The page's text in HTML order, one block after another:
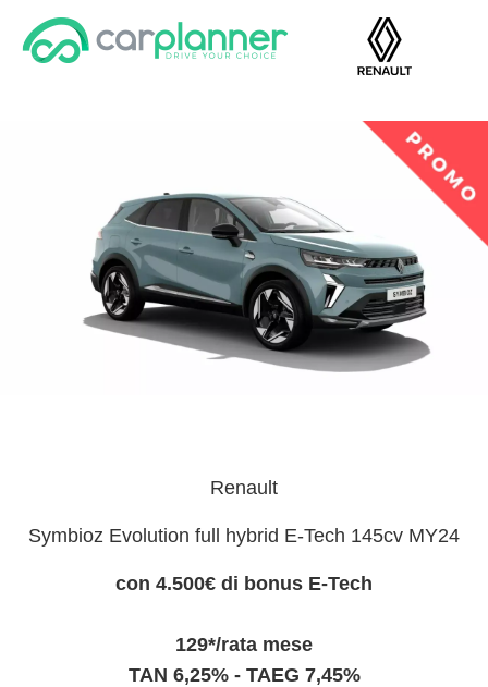
Renault
Symbioz Evolution full hybrid E-Tech 145cv MY24
con 4.500€ di bonus E-Tech
129*/rata mese
TAN 6,25% - TAEG 7,45%